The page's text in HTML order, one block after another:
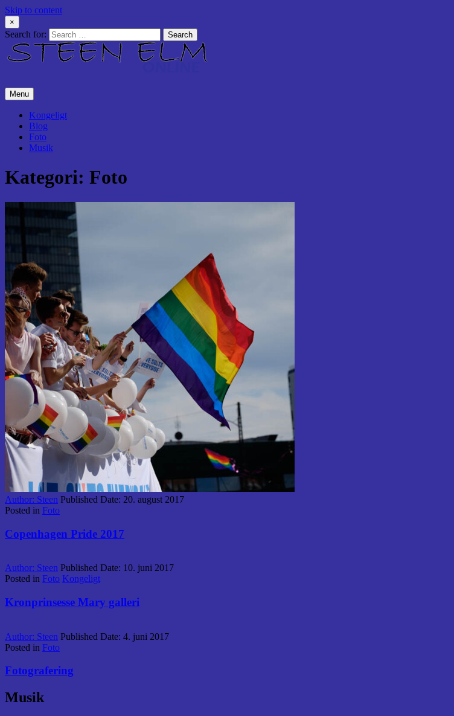
Skip to content
×
Search for:
Menu
Kongeligt
Blog
Foto
Musik
Kategori: Foto
Author: Steen Published Date: 20. august 2017
Posted in Foto
Copenhagen Pride 2017
Author: Steen Published Date: 10. juni 2017
Posted in Foto Kongeligt
Kronprinsesse Mary galleri
Author: Steen Published Date: 4. juni 2017
Posted in Foto
Fotografering
Musik